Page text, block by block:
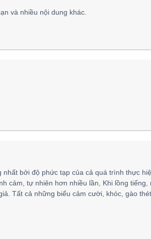
và nhiều nội dung khác.
bởi độ phức tạp của cả quá trình thực
cảm, tự nhiên hơn nhiều lần, Khi lồng
Tất cả những biểu cảm cười, khóc, gào